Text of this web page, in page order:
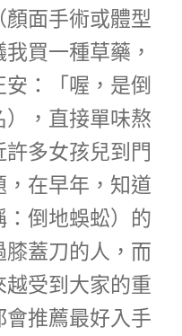
面手術或體型
買一種草藥，
：「喔，是倒
，直接單味熬
多女孩兒到門
在早年，知道
倒地蜈蚣）的
蓋刀的人，而
受到大家的重
推薦最好入手